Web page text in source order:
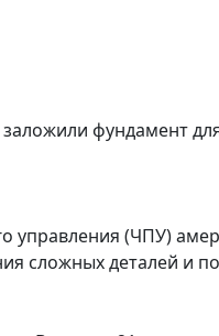
фундамент
управления (ЧПУ)
сложных деталей и